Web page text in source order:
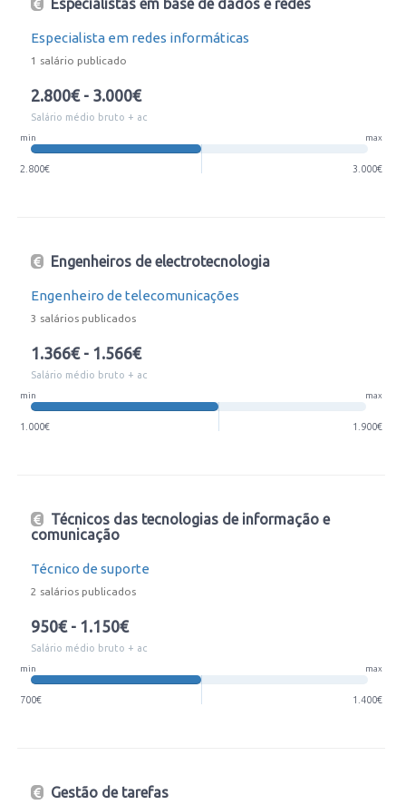
Especialistas em base de dados e redes
Especialista em redes informáticas
1 salário publicado
2.800€ - 3.000€
Salário médio bruto + ac
min max
2.800€ 3.000€
Engenheiros de electrotecnologia
Engenheiro de telecomunicações
3 salários publicados
1.366€ - 1.566€
Salário médio bruto + ac
min max
1.000€ 1.900€
Técnicos das tecnologias de informação e
comunicação
Técnico de suporte
2 salários publicados
950€ - 1.150€
Salário médio bruto + ac
min max
700€ 1.400€
Gestão de tarefas